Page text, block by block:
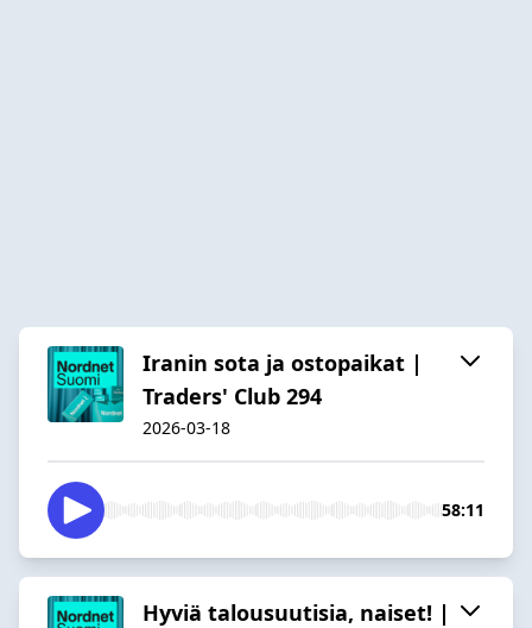
Iranin sota ja ostopaikat |
Traders' Club 294
2026-03-18
58:11
Hyviä talousuutisia, naiset! |